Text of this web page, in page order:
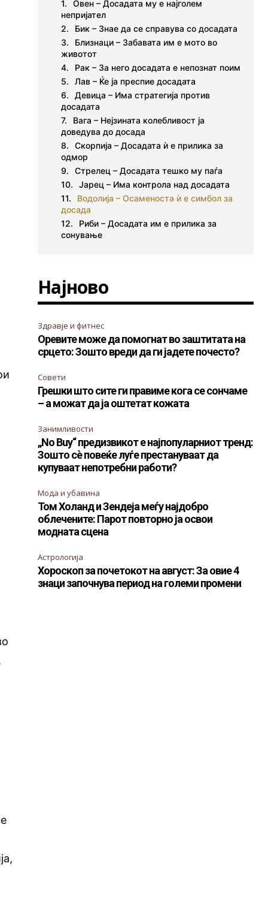
Овен – Досадата му е најголем
непријател
Бик – Знае да се справува со досадата
Близнаци – Забавата им е мото во
животот
Рак – За него досадата е непознат поим
Лав – Ќе ја преспие досадата
Девица – Има стратегија против
досадата
Вага – Нејзината колебливост ја
доведува до досада
Скорпија – Досадата ѝ е прилика за
одмор
Стрелец – Досадата тешко му паѓа
Јарец – Има контрола над досадата
Водолија – Осаменоста ѝ е симбол за
досада
Риби – Досадата им е прилика за
сонување
Најново
Здравје и фитнес
Оревите може да помогнат во заштитата на
срцето: Зошто вреди да ги јадете почесто?
Совети
Грешки што сите ги правиме кога се сончаме
– а можат да ја оштетат кожата
Занимливости
„No Buy“ предизвикот е најпопуларниот тренд:
Зошто сè повеќе луѓе престануваат да
купуваат непотребни работи?
Мода и убавина
Том Холанд и Зендеја меѓу најдобро
облечените: Парот повторно ја освои
модната сцена
Астрологија
Хороскоп за почетокот на август: За овие 4
знаци започнува период на големи промени